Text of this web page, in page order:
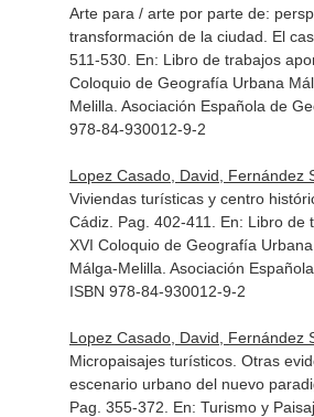
Arte para / arte por parte de:
transformación de la ciudad. El
511-530. En: Libro de trabajos
Coloquio de Geografía Urbana
Melilla. Asociación Española de
978-84-930012-9-2
Lopez Casado, David, Fernández
Viviendas turísticas y centro
Cádiz. Pag. 402-411. En: Libro de
XVI Coloquio de Geografía
Málga-Melilla. Asociación
ISBN 978-84-930012-9-2
Lopez Casado, David, Fernández
Micropaisajes turísticos. Otras
escenario urbano del nuevo
Pag. 355-372. En: Turismo y